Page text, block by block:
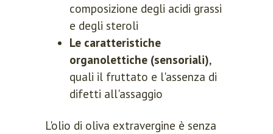
composizione degli acidi grassi
e degli steroli
Le caratteristiche
organolettiche (sensoriali),
quali il fruttato e l'assenza di
difetti all'assaggio
L'olio di oliva extravergine è senza